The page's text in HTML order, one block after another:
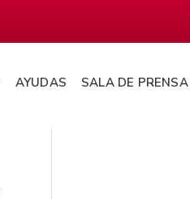
AYUDAS SALA DE PRENSA